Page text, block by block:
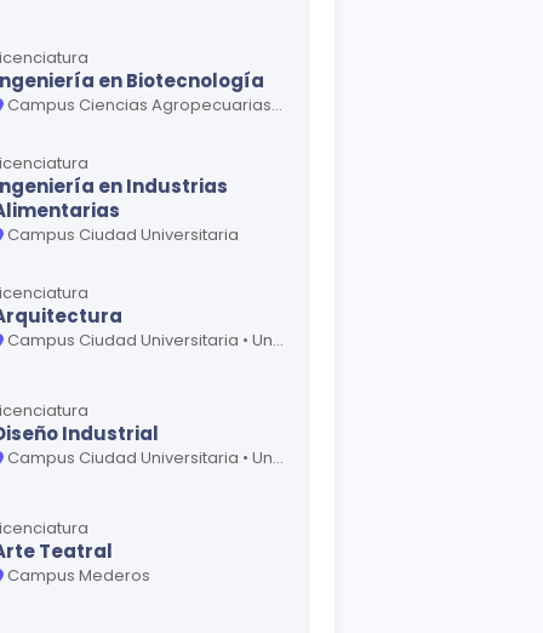
en Biotecnología
Campus Ciencias Agropecuarias • Campus Ciudad Universitaria • Unidad Académica Marín
en Industrias
Campus Ciudad Universitaria
Campus Ciudad Universitaria • Unidad Académica Juárez
Industrial
Campus Ciudad Universitaria • Unidad Académica Juárez
Teatral
Campus Mederos